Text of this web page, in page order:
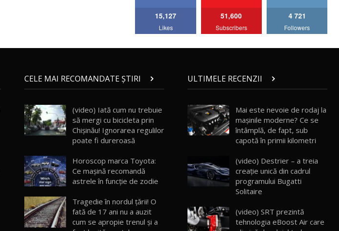
AutoBlog.MD
15:08
15:22
Mercedes-AMG E 53 HYBRID 4MATIC+ /
Test Drive AutoBlog.MD
11
Noul Volvo ES90 / Test Drive AutoBlog.MD
27:58
12
Noul MG HS / Test Drive AutoBlog.MD
16:48
15,127
Likes
51,600
Subscribers
4 721
Followers
CELE MAI RECOMANDATE ȘTIRI
(video) Iată cum nu trebuie
să mergi cu bicicleta prin
Chișinău! Ignorarea regulilor
poate fi dureroasă
Horoscop marca Toyota:
Ce maşină recomandă
astrele în funcție de zodie
Tragedie în nordul ţării! O
fată de 17 ani nu a auzit
cum se apropie trenul şi a
ULTIMELE RECENZII
Mai este nevoie de rodaj la
mașinile moderne? Ce se
întâmplă, de fapt, sub
capotă în primii kilometri
(video) Destrier – a treia
creație unică din cadrul
programului Bugatti
Solitaire
(video) SRT prezintă
tehnologia eBoost Air care